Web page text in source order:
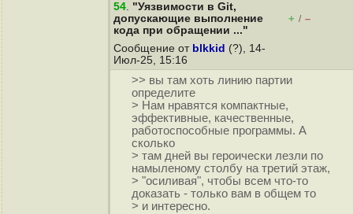
54. "Уязвимости в Git,
допускающие выполнение
кода при обращении ..."
+ / –
Сообщение от blkkid (?), 14-
Июл-25, 15:16
>> вы там хоть линию партии
определите
> Нам нравятся компактные,
эффективные, качественные,
работоспособные программы. А
сколько
> там дней вы героически лезли по
намыленому столбу на третий этаж,
> "осиливая", чтобы всем что-то
доказать - только вам в общем то
> и интересно.